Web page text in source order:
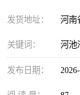
发货地址： 河南
关键词： 河池
发布日期：